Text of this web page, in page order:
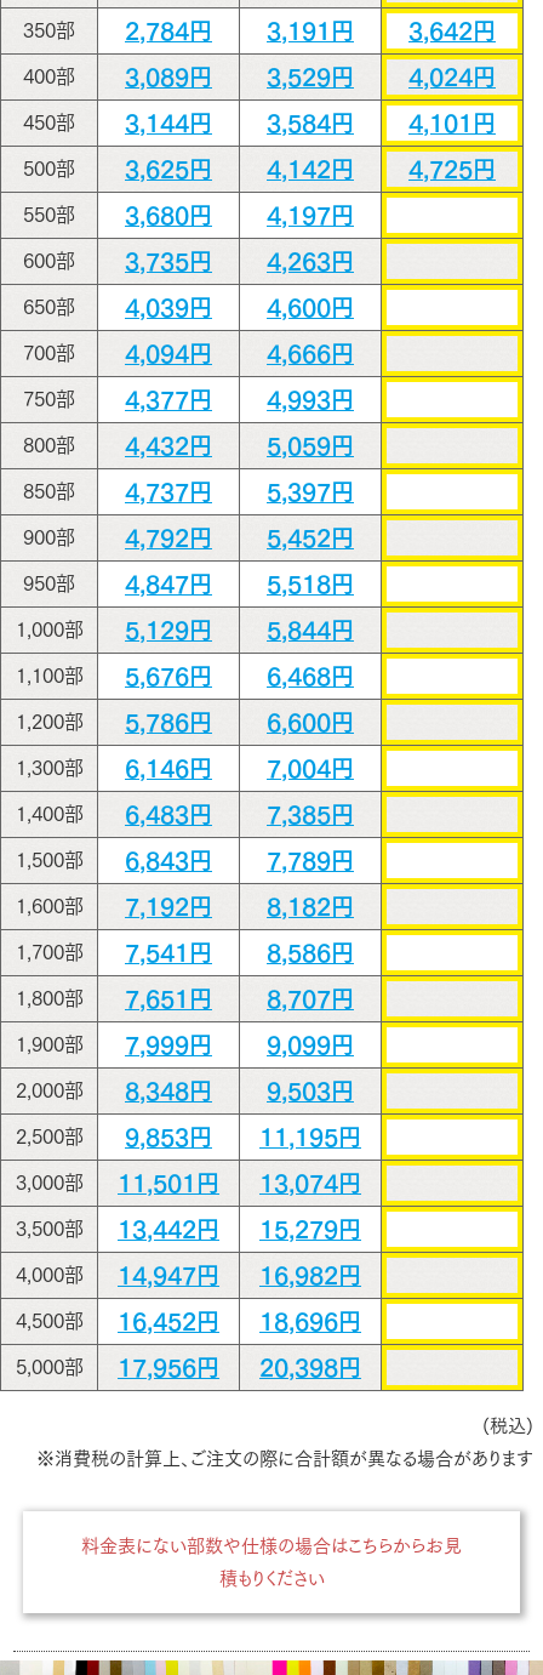
350部 2,784円 3,191円 3,642円
400部 3,089円 3,529円 4,024円
450部 3,144円 3,584円 4,101円
500部 3,625円 4,142円 4,725円
550部 3,680円 4,197円
600部 3,735円 4,263円
650部 4,039円 4,600円
700部 4,094円 4,666円
750部 4,377円 4,993円
800部 4,432円 5,059円
850部 4,737円 5,397円
900部 4,792円 5,452円
950部 4,847円 5,518円
1,000部 5,129円 5,844円
1,100部 5,676円 6,468円
1,200部 5,786円 6,600円
1,300部 6,146円 7,004円
1,400部 6,483円 7,385円
1,500部 6,843円 7,789円
1,600部 7,192円 8,182円
1,700部 7,541円 8,586円
1,800部 7,651円 8,707円
1,900部 7,999円 9,099円
2,000部 8,348円 9,503円
2,500部 9,853円 11,195円
3,000部 11,501円 13,074円
3,500部 13,442円 15,279円
4,000部 14,947円 16,982円
4,500部 16,452円 18,696円
5,000部 17,956円 20,398円
(税込)
※消費税の計算上、ご注文の際に合計額が異なる場合があります
料金表にない部数や仕様の場合はこちらからお見
積もりください